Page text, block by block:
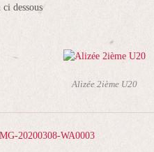
dessous
Alizée 2ième U20
20200308-WA0003